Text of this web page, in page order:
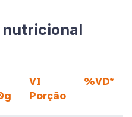
nutricional
VI
Porção
%VD*